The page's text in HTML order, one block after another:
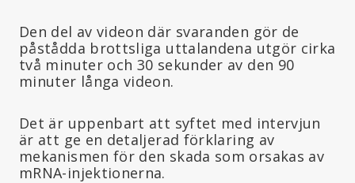
Den del av videon där svaranden gör de
påstådda brottsliga uttalandena utgör cirka
två minuter och 30 sekunder av den 90
minuter långa videon.
Det är uppenbart att syftet med intervjun
är att ge en detaljerad förklaring av
mekanismen för den skada som orsakas av
mRNA-injektionerna.